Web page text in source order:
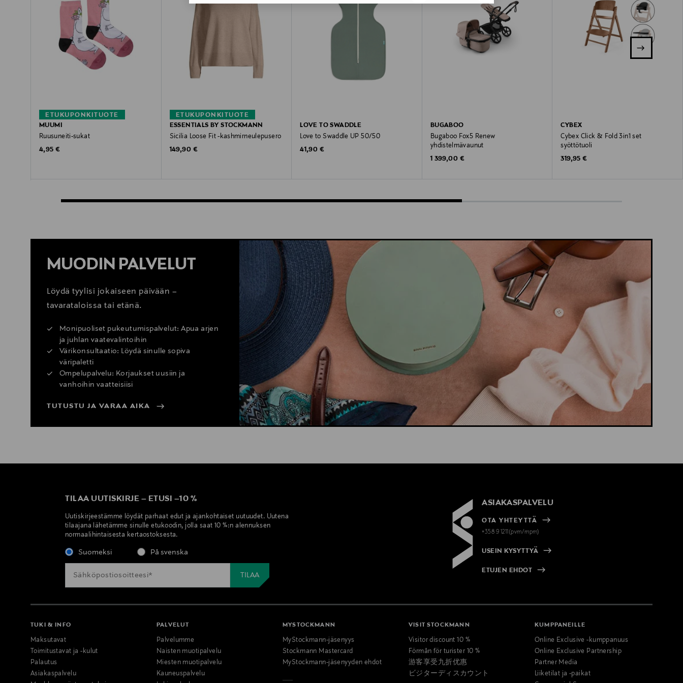
ETUKUPONKITUOTE
MUUMI
Ruusuneiti-sukat
Original Price
4,95 €
ETUKUPONKITUOTE
ESSENTIALS BY STOCKMANN
Sicilia Loose Fit -kashmirneulepusero
Original Price
149,90 €
LOVE TO SWADDLE
Love to Swaddle UP 50/50
Original Price
41,90 €
BUGABOO
Bugaboo Fox5 Renew
yhdistelmävaunut
Original Price
1 399,00 €
CYBEX
Cybex Click & Fold 3in1 set
syöttötuoli
Original Price
319,95 €
MUODIN PALVELUT
Löydä tyylisi jokaiseen päivään –
tavarataloissa tai etänä.
Monipuoliset pukeutumispalvelut: Apua arjen
ja juhlan vaatevalintoihin
Värikonsultaatio: Löydä sinulle sopiva
väripaletti
Ompelupalvelu: Korjaukset uusiin ja
vanhoihin vaatteisiisi
TUTUSTU JA VARAA AIKA
TILAA UUTISKIRJE – ETUSI –10 %
Uutiskirjeestämme löydät parhaat edut ja ajankohtaiset uutuudet. Uutena
tilaajana lähetämme sinulle etukoodin, jolla saat 10 %:n alennuksen
normaalihintaisesta kertaostoksesta.
Suomeksi På svenska
ASIAKASPALVELU
OTA YHTEYTTÄ
+358 9 1211(pvm/mpm)
USEIN KYSYTTYÄ
ETUJEN EHDOT
TUKI & INFO
Maksutavat
Toimitustavat ja -kulut
Palautus
Asiakaspalvelu
PALVELUT
Palvelumme
Naisten muotipalvelu
Miesten muotipalvelu
Kauneuspalvelu
MYSTOCKMANN
MyStockmann-jäsenyys
Stockmann Mastercard
MyStockmann-jäsenyyden ehdot
VISIT STOCKMANN
Visitor discount 10 %
Förmån för turister 10 %
游客享受九折优惠
ビジターディスカウント
KUMPPANEILLE
Online Exclusive -kumppanuus
Online Exclusive Partnership
Partner Media
Liiketilat ja -paikat